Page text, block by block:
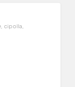
cipolla,